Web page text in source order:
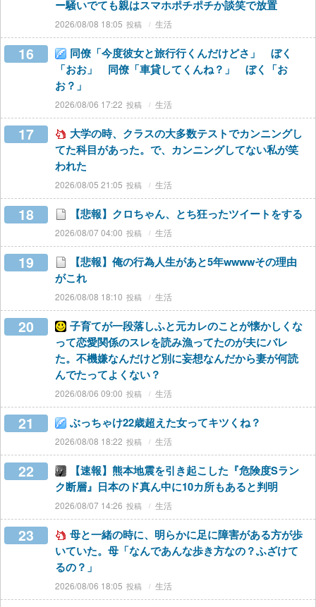
ー騒いでても親はスマホポチポチか談笑で放置
2026/08/08 18:05 生活
16
同僚「今度彼女と旅行行くんだけどさ」 ぼく
「おお」 同僚「車貸してくんね？」 ぼく「お
お？」
2026/08/06 17:22 生活
17
大学の時、クラスの大多数テストでカンニングし
てた科目があった。で、カンニングしてない私が笑
われた
2026/08/05 21:05 生活
18 【悲報】クロちゃん、とち狂ったツイートをする
2026/08/07 04:00 生活
19
【悲報】俺の行為人生があと5年wwwwその理由
がこれ
2026/08/08 18:10 生活
20
子育てが一段落しふと元カレのことが懐かしくな
って恋愛関係のスレを読み漁ってたのが夫にバレ
た。不機嫌なんだけど別に妄想なんだから妻が何読
んでたってよくない？
2026/08/06 09:00 生活
21 ぶっちゃけ22歳超えた女ってキツくね？
2026/08/08 18:22 生活
22
【速報】熊本地震を引き起こした『危険度Sラン
ク断層』日本のド真ん中に10カ所もあると判明
2026/08/07 14:26 生活
23
母と一緒の時に、明らかに足に障害がある方が歩
いていた。母「なんであんな歩き方なの？ふざけて
るの？」
2026/08/06 18:05 生活